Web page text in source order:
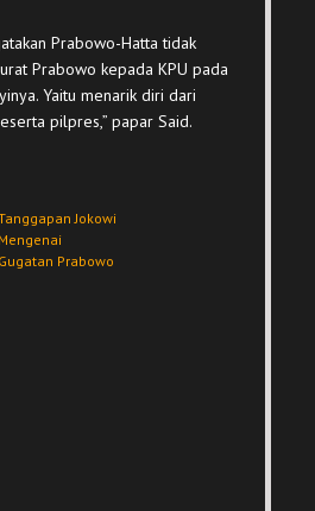
Prabowo-Hatta tidak
Prabowo kepada KPU pada
Yaitu menarik diri dari
pilpres,” papar Said.
Jokowi
Mengenai
Gugatan Prabowo